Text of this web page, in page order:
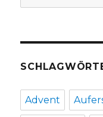
nach:
Advent